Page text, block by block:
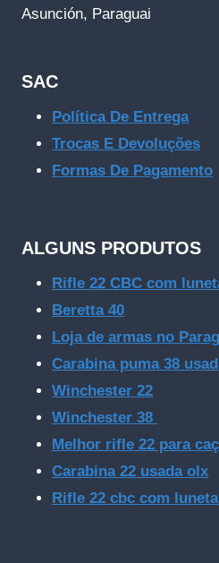
Asunción, Paraguai
SAC
Política De Entrega
Trocas E Devoluções
Formas De Pagamento
ALGUNS PRODUTOS
Rifle 22 CBC com
Beretta 40
Loja de armas no
Carabina puma 38
Winchester 22
Winchester 38
Melhor rifle 22 para
Carabina 22 usada olx
Rifle 22 cbc com